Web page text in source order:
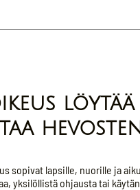
löytää
sopivat lapsille, nuorille ja
yksilöllistä ohjausta tai